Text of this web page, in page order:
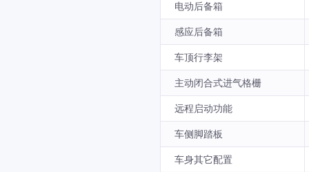
电动后备箱
感应后备箱
车顶行李架
主动闭合式进气格栅
远程启动功能
车侧脚踏板
车身其它配置